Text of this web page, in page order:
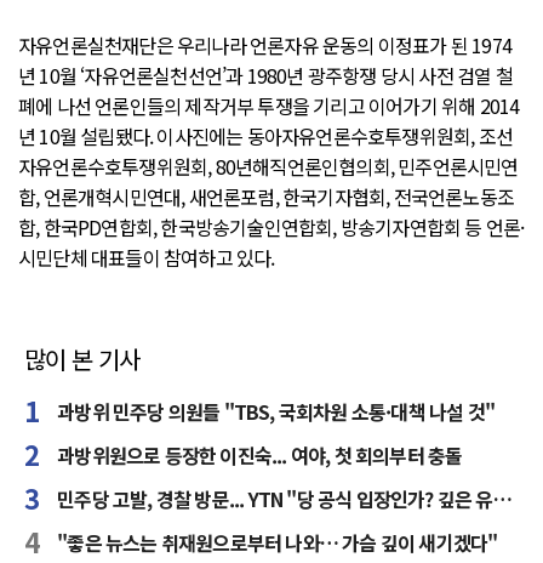
자유언론실천재단은 우리나라 언론자유 운동의 이정표가 된 1974
년 10월 ‘자유언론실천선언’과 1980년 광주항쟁 당시 사전 검열 철
폐에 나선 언론인들의 제작거부 투쟁을 기리고 이어가기 위해 2014
년 10월 설립됐다. 이사진에는 동아자유언론수호투쟁위원회, 조선
자유언론수호투쟁위원회, 80년해직언론인협의회, 민주언론시민연
합, 언론개혁시민연대, 새언론포럼, 한국기자협회, 전국언론노동조
합, 한국PD연합회, 한국방송기술인연합회, 방송기자연합회 등 언론·
시민단체 대표들이 참여하고 있다.
많이 본 기사
과방위 민주당 의원들 "TBS, 국회차원 소통·대책 나설 것"
과방위원으로 등장한 이진숙... 여야, 첫 회의부터 충돌
민주당 고발, 경찰 방문... YTN "당 공식 입장인가? 깊은 유감"
"좋은 뉴스는 취재원으로부터 나와… 가슴 깊이 새기겠다"